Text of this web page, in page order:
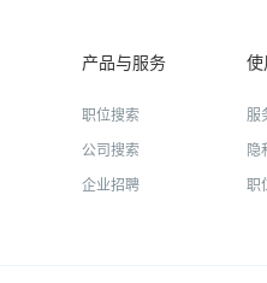
产品与服务
职位搜索
公司搜索
企业招聘
服
隐
职